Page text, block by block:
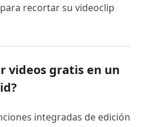
recortar su videoclip
videos gratis en un
integradas de edición